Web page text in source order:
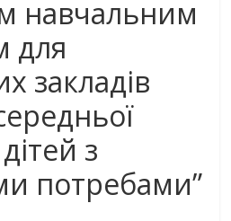
навчальним
для
закладів
з
потребами”